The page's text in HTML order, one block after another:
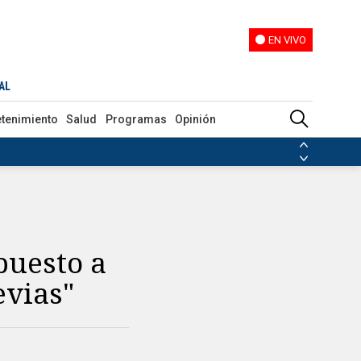
EN VIVO
Salud Programas Opinión
a